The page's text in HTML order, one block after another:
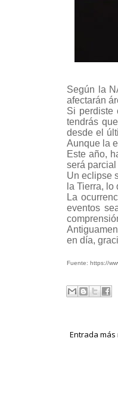
Según la
afectarán
Si perdiste
tendrás
desde el
Aunque la
Este año,
será
Un eclipse
la Tierra,
La
eventos
en día,
Fuente: https://
Entrada más